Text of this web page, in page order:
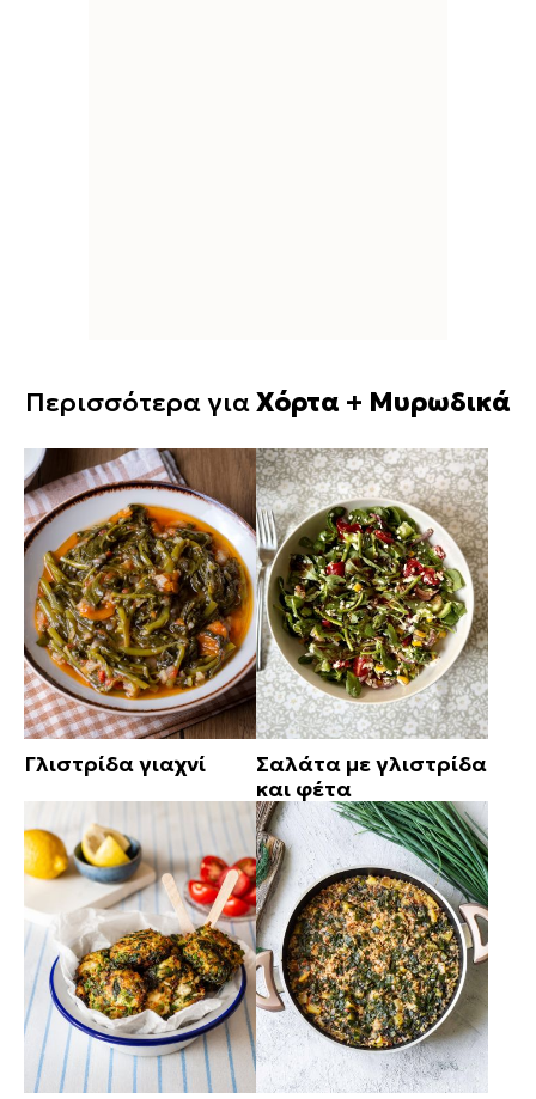
Περισσότερα γιαΧόρτα + Μυρωδικά
Γλιστρίδα γιαχνί
Σαλάτα με γλιστρίδα
και φέτα